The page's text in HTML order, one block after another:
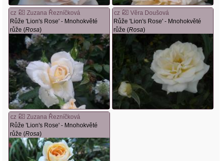
cz
Zuzana Řezníčková
Růže 'Lion's Rose' - Mnohokvěté
růže (Rosa)
cz
Věra Doušová
Růže 'Lion's Rose' - Mnohokvěté
růže (Rosa)
cz
Zuzana Řezníčková
Růže 'Lion's Rose' - Mnohokvěté
růže (Rosa)